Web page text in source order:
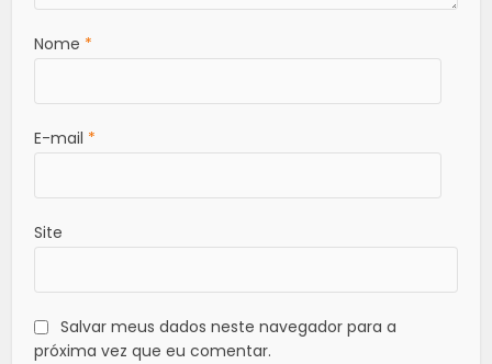
Nome *
E-mail *
Site
Salvar meus dados neste navegador para a
próxima vez que eu comentar.